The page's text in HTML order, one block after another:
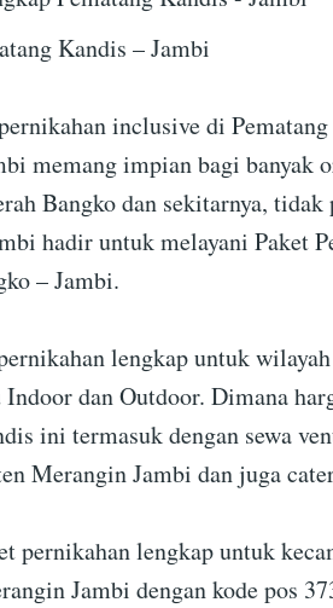
Kandis – Jambi
inclusive di
memang impian bagi banyak
Bangko dan sekitarnya,
hadir untuk melayani Paket
– Jambi.
lengkap untuk
dan Outdoor. Dimana
ini termasuk dengan sewa
Merangin Jambi dan juga
pernikahan lengkap untuk
Jambi dengan kode pos